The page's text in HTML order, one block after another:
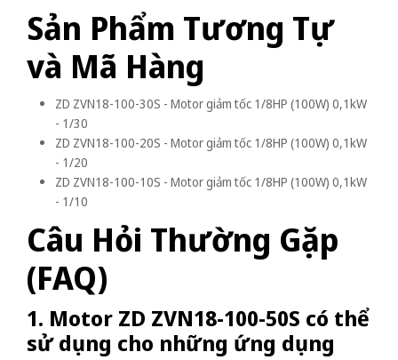
Sản Phẩm Tương Tự
và Mã Hàng
ZD ZVN18-100-30S - Motor giảm tốc 1/8HP (100W) 0,1kW
- 1/30
ZD ZVN18-100-20S - Motor giảm tốc 1/8HP (100W) 0,1kW
- 1/20
ZD ZVN18-100-10S - Motor giảm tốc 1/8HP (100W) 0,1kW
- 1/10
Câu Hỏi Thường Gặp
(FAQ)
1. Motor ZD ZVN18-100-50S có thể
sử dụng cho những ứng dụng